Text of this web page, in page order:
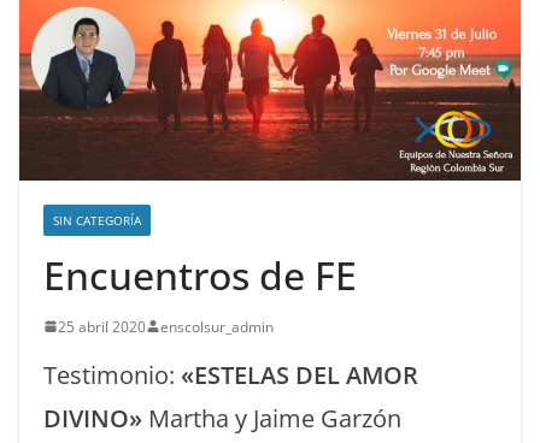
SIN CATEGORÍA
Encuentros de FE
25 abril 2020 enscolsur_admin
Testimonio: «ESTELAS DEL AMOR
DIVINO» Martha y Jaime Garzón